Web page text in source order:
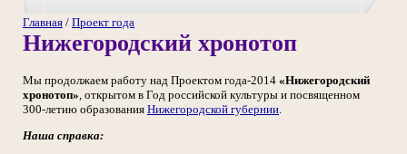
Главная / Проект года
Нижегородский хронотоп
Мы продолжаем работу над Проектом года-2014 «Нижегородский
хронотоп», открытом в Год российской культуры и посвященном
300-летию образования Нижегородской губернии.
Наша справка: